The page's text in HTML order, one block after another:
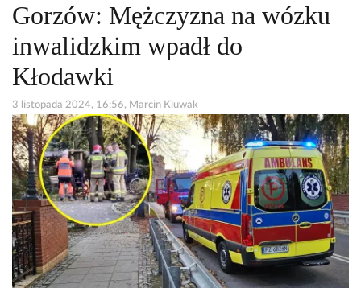
Gorzów: Mężczyzna na wózku
inwalidzkim wpadł do
Kłodawki
3 listopada 2024, 16:56, Marcin Kluwak